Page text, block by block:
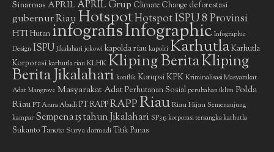
Sinarmas APRIL APRIL Grup Climate Change deforestasi
gubernur RiauHotspotHotspot ISPU 8 Provinsi
HTIHutan infografisInfographic Infographic
Design ISPU Jikalahari jokowi kapolda riau kapolri KarhutlaKarhutla
Korporasikarhutla riauKLHKKliping BeritaKliping
Berita Jikalahari konflik Korupsi KPKKriminalisasi Masyarakat
Adat Mangrove Masyarakat AdatPerhutanan Sosial perubahan iklim Polda
Riau PT Arara Abadi PT RAPPRAPPRiauRiau Hijau Semenanjung
kampar Sempena 15 tahun Jikalahari SP3 15 korporasi tersangka karhutla
Sukanto Tanoto Surya darmadiTitik Panas